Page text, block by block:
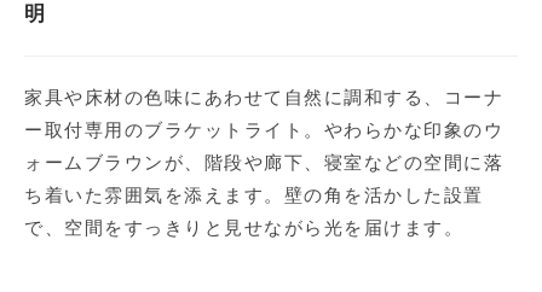
明
家具や床材の色味にあわせて自然に調和する、コーナ
ー取付専用のブラケットライト。やわらかな印象のウ
ォームブラウンが、階段や廊下、寝室などの空間に落
ち着いた雰囲気を添えます。壁の角を活かした設置
で、空間をすっきりと見せながら光を届けます。